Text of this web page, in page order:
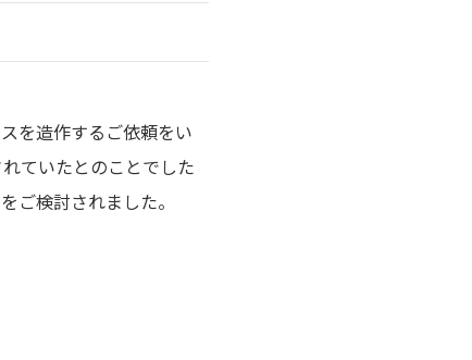
を造作するご依頼をい
ていたとのことでした
ご検討されました。